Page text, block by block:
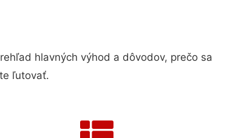
hlavných výhod a dôvodov, prečo sa
ľutovať.